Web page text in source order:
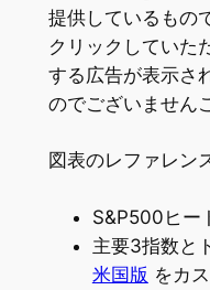
提供しているもの
クリックしていた
する広告が表示さ
のでございません
図表のレファレン
S&P500ヒ
主要3指数
米国版 をカ